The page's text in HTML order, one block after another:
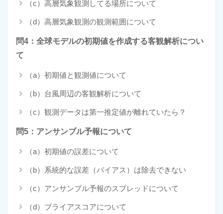
（c）高層気象観測してる場所について
（d）高層気象観測の観測範囲について
問4：全球モデルの初期値を作成する客観解析につい
て
（a）初期値と観測値について
（b）台風周辺の客観解析について
（c）観測データは第一推定値が離れていたら？
問5：アンサンブル予報について
（a）初期値の誤差について
（b）系統的な誤差（バイアス）は除去できない
（c）アンサンブル予報のスプレッドについて
（d）ブライアスコアについて